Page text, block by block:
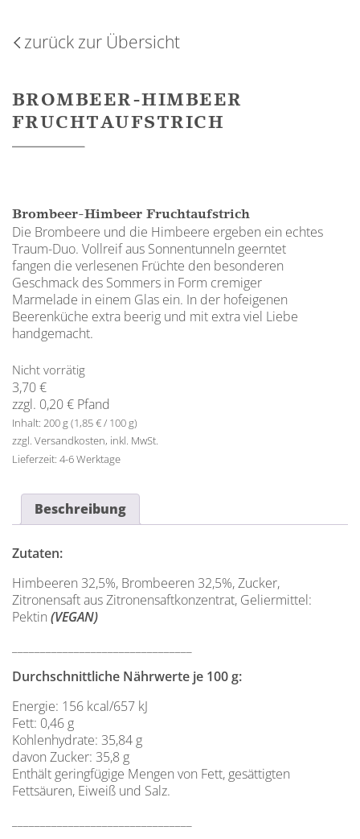
zurück zur Übersicht
BROMBEER-HIMBEER
FRUCHTAUFSTRICH
Brombeer-Himbeer Fruchtaufstrich
Die Brombeere und die Himbeere ergeben ein echtes
Traum-Duo. Vollreif aus Sonnentunneln geerntet
fangen die verlesenen Früchte den besonderen
Geschmack des Sommers in Form cremiger
Marmelade in einem Glas ein. In der hofeigenen
Beerenküche extra beerig und mit extra viel Liebe
handgemacht.
Nicht vorrätig
3,70€
zzgl. 0,20€ Pfand
Inhalt: 200 g (1,85€/ 100 g)
zzgl. Versandkosten
Lieferzeit: 4-6 Werktage
Beschreibung
Zutaten:
Himbeeren 32,5%, Brombeeren 32,5%, Zucker,
Zitronensaft aus Zitronensaftkonzentrat, Geliermittel:
Pektin (VEGAN)
Durchschnittliche Nährwerte je 100 g:
Energie: 156 kcal/657 kJ
Fett: 0,46 g
Kohlenhydrate: 35,84 g
davon Zucker: 35,8 g
Enthält geringfügige Mengen von Fett, gesättigten
Fettsäuren, Eiweiß und Salz.